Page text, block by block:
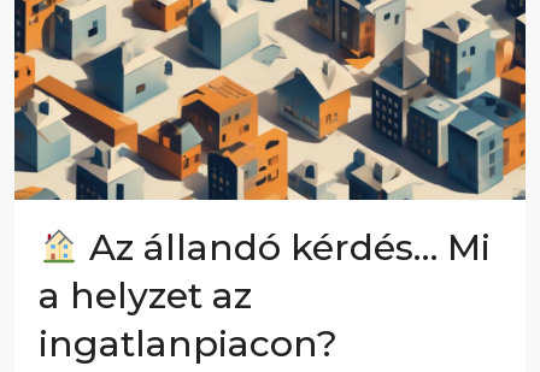
Az állandó kérdés… Mi
a helyzet az
ingatlanpiacon?